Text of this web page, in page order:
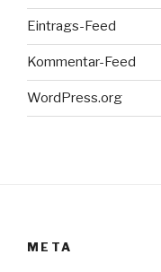
Eintrags-Feed
Kommentar-Feed
WordPress.org
META